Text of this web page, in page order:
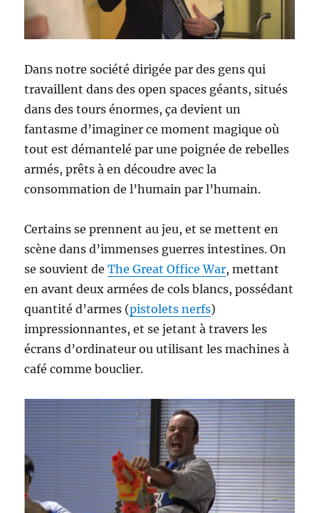
Dans notre société dirigée par des gens qui
travaillent dans des open spaces géants, situés
dans des tours énormes, ça devient un
fantasme d’imaginer ce moment magique où
tout est démantelé par une poignée de rebelles
armés, prêts à en découdre avec la
consommation de l’humain par l’humain.
Certains se prennent au jeu, et se mettent en
scène dans d’immenses guerres intestines. On
se souvient deThe Great Office War, mettant
en avant deux armées de cols blancs, possédant
quantité d’armes (pistolets nerfs)
impressionnantes, et se jetant à travers les
écrans d’ordinateur ou utilisant les machines à
café comme bouclier.